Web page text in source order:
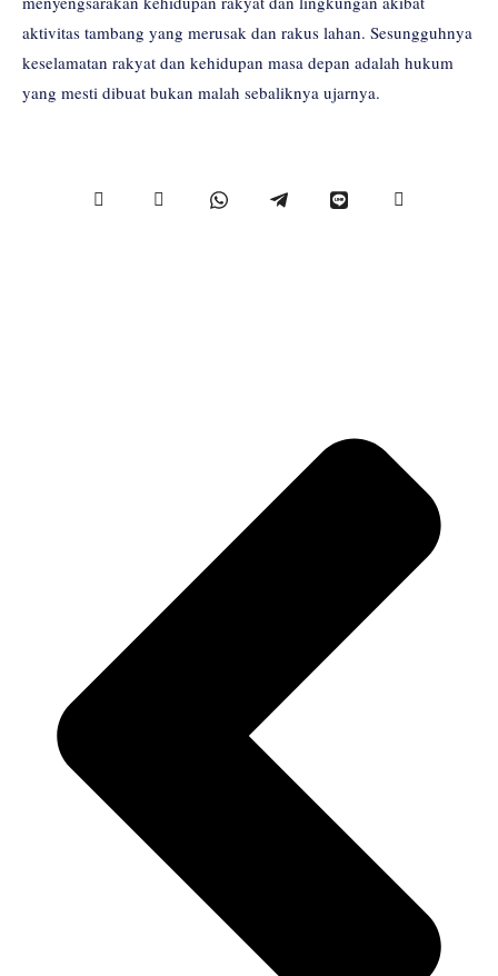
aktivitas tambang yang merusak dan rakus lahan. Sesungguhnya
keselamatan rakyat dan kehidupan masa depan adalah hukum
yang mesti dibuat bukan malah sebaliknya ujarnya.